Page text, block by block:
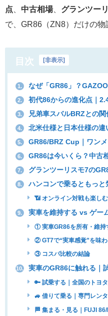
点
中古相場、 グランツー
で、GR86（ZN8）だけの物
目次 [非表示]
1. なぜ「GR86」？
2. 初代86からの進化点｜
3. 兄弟車スバルBRZとの
4. 北米仕様と日本仕様の違
5. GR86/BRZ Cup｜ワン
6. GR86は今いくら？中古
7. グランツーリスモ7の
8. ハンコンで乗るともっ
📶 オンライン対戦も楽し
9. 実車を維持する vs ゲー
① 実車GR86を所有・維持
② GT7で“実車感覚”を味わ
③ コスパ比較の結論
10. 実車のGR86に触れる｜
🔑 試乗する｜全国のトヨ
🚙 借りて乗る｜専門レン
🏁 集まる・見る｜FUJI